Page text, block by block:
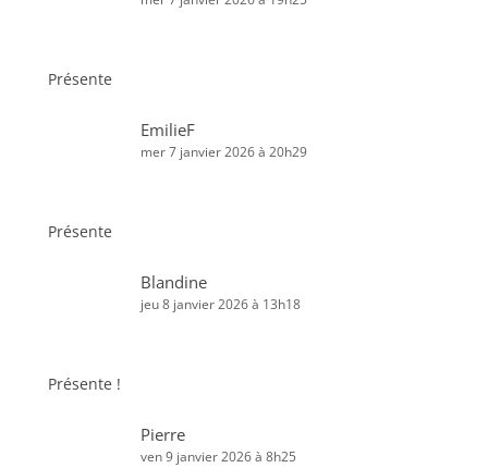
Présente
EmilieF
mer 7 janvier 2026 à 20h29
Présente
Blandine
jeu 8 janvier 2026 à 13h18
Présente !
Pierre
ven 9 janvier 2026 à 8h25